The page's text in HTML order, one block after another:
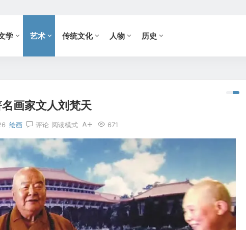
学 艺术 传统文化 人物 历史
画家文人刘梵天
绘画 评论 671
阅读模式